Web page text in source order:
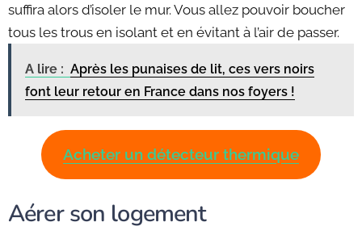
suffira alors d’isoler le mur. Vous allez pouvoir boucher
tous les trous en isolant et en évitant à l’air de passer.
A lire : Après les punaises de lit, ces vers noirs
font leur retour en France dans nos foyers !
Acheter un détecteur thermique
Aérer son logement